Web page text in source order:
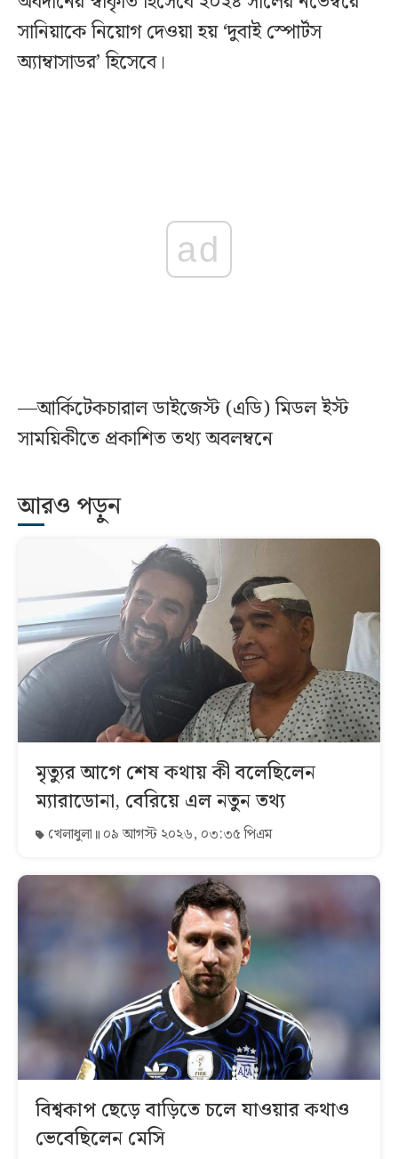
সানিয়াকে নিয়োগ দেওয়া হয় ‘দুবাই স্পোর্টস
অ্যাম্বাসাডর’ হিসেবে।
ad
—আর্কিটেকচারাল ডাইজেস্ট (এডি) মিডল ইস্ট
সাময়িকীতে প্রকাশিত তথ্য অবলম্বনে
আরও পড়ুন
মৃত্যুর আগে শেষ কথায় কী বলেছিলেন
ম্যারাডোনা, বেরিয়ে এল নতুন তথ্য
খেলাধুলা ০৯ আগস্ট ২০২৬, ০৩:৩৫ পিএম
বিশ্বকাপ ছেড়ে বাড়িতে চলে যাওয়ার কথাও
ভেবেছিলেন মেসি